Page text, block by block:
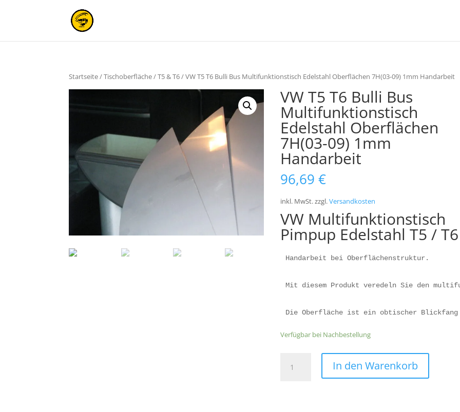
Startseite/Tischoberfläche/T5 & T6/ VW T5 T6 Bulli Bus Multifunktionstisch Edelstahl Oberflächen 7H(03-09) 1mm Handarbeit
VW T5 T6 Bulli Bus
Multifunktionstisch
Edelstahl Oberflächen
7H(03-09) 1mm
Handarbeit
96,69€
inkl. MwSt.zzgl.Versandkosten
VW Multifunktionstisch
Pimpup Edelstahl T5 / T6
Handarbeit bei Oberflächenstruktur.
Mit diesem Produkt veredeln Sie den
Die Oberfläche ist ein obtischer Blickfang
Verfügbar bei Nachbestellung
In den Warenkorb